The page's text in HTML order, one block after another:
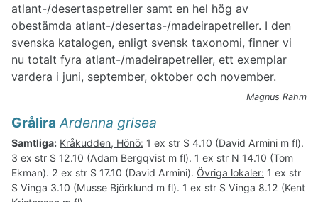
atlant-/desertaspetreller samt en hel hög av
obestämda atlant-/desertas-/madeirapetreller. I den
svenska katalogen, enligt svensk taxonomi, finner vi
nu totalt fyra atlant-/madeirapetreller, ett exemplar
vardera i juni, september, oktober och november.
Magnus Rahm
Grålira Ardenna grisea
Samtliga: Kråkudden, Hönö: 1 ex str S 4.10 (David Armini m fl).
3 ex str S 12.10 (Adam Bergqvist m fl). 1 ex str N 14.10 (Tom
Ekman). 2 ex str S 17.10 (David Armini). Övriga lokaler: 1 ex str
S Vinga 3.10 (Musse Björklund m fl). 1 ex str S Vinga 8.12 (Kent